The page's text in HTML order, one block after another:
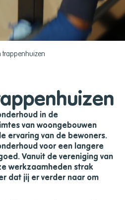
trappenhuizen
in de
van woongebouwen
ervaring van de bewoners.
voor een langere
Vanuit de vereniging van
werkzaamheden strak
dat jij er verder naar om